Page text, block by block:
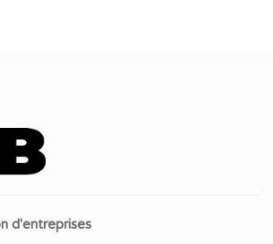
d'entreprises